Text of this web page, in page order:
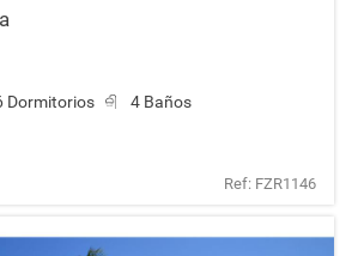
Dormitorios 4 Baños
Ref: FZR1146